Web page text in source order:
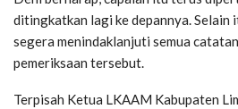
ditingkatkan lagi ke depannya. Selain
segera menindaklanjuti semua
pemeriksaan tersebut.
Terpisah Ketua LKAAM Kabupaten